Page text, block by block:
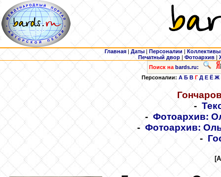
Главная | Даты | Персоналии | Коллективы
Печатный двор |Фотоархив |
Поиск на bards.ru:
Персоналии: А Б В Г Д Е Ё Ж
-
- Фотоархив:
- Фотоархив:
-